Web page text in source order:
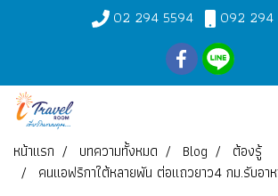
02 294 5594 092 294
หน้าแรก บทความทั้งหมด Blog
ต้องรู้
คนแอฟริกาใต้หลายพัน ต่อแถวยาว4 กม.รับอา